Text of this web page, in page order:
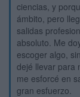
ciencias, y
ámbito, pero
salidas
absoluto. Me
escoger algo,
dejé llevar para
me esforcé en
gran esfuerzo.